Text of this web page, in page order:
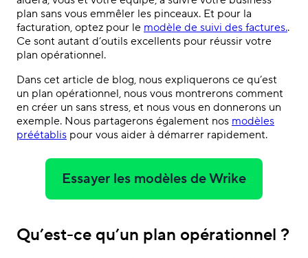
plan sans vous emmêler les pinceaux. Et pour la
facturation, optez pour le modèle de suivi des factures..
Ce sont autant d’outils excellents pour réussir votre
plan opérationnel.
Dans cet article de blog, nous expliquerons ce qu’est
un plan opérationnel, nous vous montrerons comment
en créer un sans stress, et nous vous en donnerons un
exemple. Nous partagerons également nos modèles
préétablis pour vous aider à démarrer rapidement.
Essayer les modèles de Wrike
Qu’est-ce qu’un plan opérationnel ?